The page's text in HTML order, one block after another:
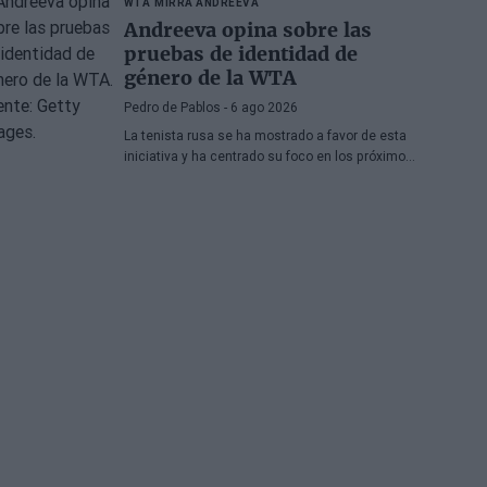
Andreeva opina sobre las
pruebas de identidad de
género de la WTA
Pedro de Pablos - 6 ago 2026
La tenista rusa se ha mostrado a favor de esta
iniciativa y ha centrado su foco en los próximos